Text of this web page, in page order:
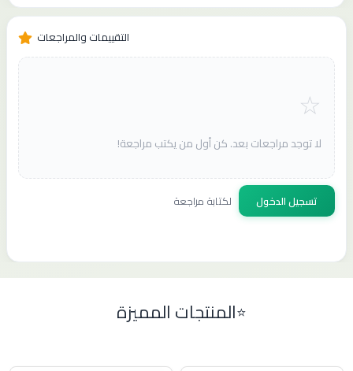
التقييمات والمراجعات
لا توجد مراجعات بعد. كن أول من يكتب مراجعة!
تسجيل الدخول لكتابة مراجعة
المنتجات المميزة